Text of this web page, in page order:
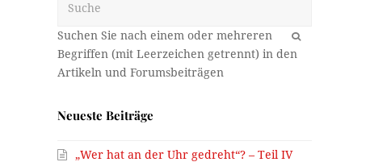
OK
Neueste Beiträge
„Wer hat an der Uhr gedreht“? – Teil IV